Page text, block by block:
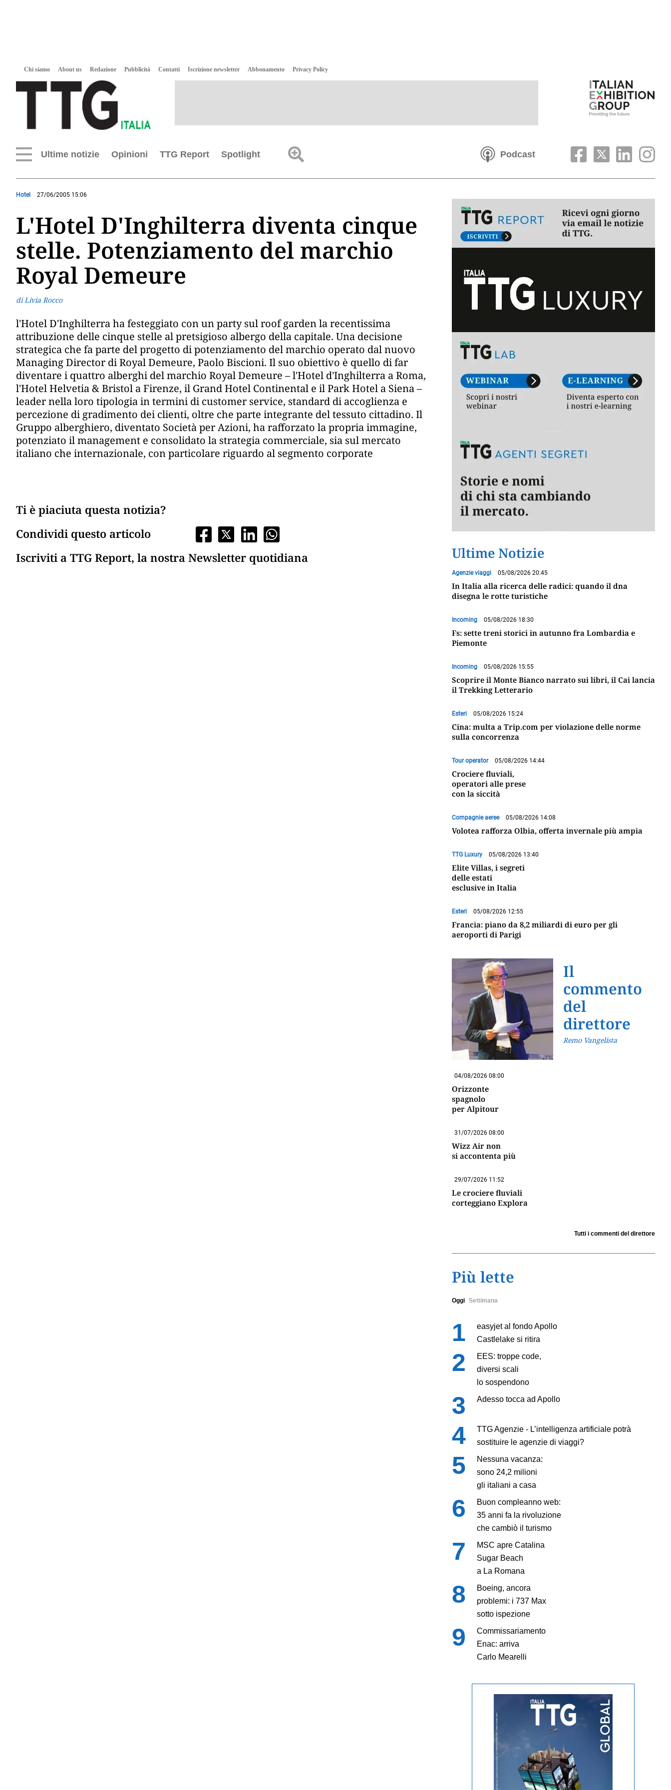
Chi siamo About us Redazione Pubblicità Contatti Iscrizione newsletter Abbonamento Privacy Policy
Ultime notizie Opinioni TTG Report Spotlight Podcast
Hotel 27/06/2005 15:06
L'Hotel D'Inghilterra diventa cinque
stelle. Potenziamento del marchio
Royal Demeure
di Livia Rocco
l'Hotel D'Inghilterra ha festeggiato con un party sul roof garden la recentissima
attribuzione delle cinque stelle al pretsigioso albergo della capitale. Una decisione
strategica che fa parte del progetto di potenziamento del marchio operato dal nuovo
Managing Director di Royal Demeure, Paolo Biscioni. Il suo obiettivo è quello di far
diventare i quattro alberghi del marchio Royal Demeure – l'Hotel d'Inghilterra a Roma,
l'Hotel Helvetia & Bristol a Firenze, il Grand Hotel Continental e il Park Hotel a Siena –
leader nella loro tipologia in termini di customer service, standard di accoglienza e
percezione di gradimento dei clienti, oltre che parte integrante del tessuto cittadino. Il
Gruppo alberghiero, diventato Società per Azioni, ha rafforzato la propria immagine,
potenziato il management e consolidato la strategia commerciale, sia sul mercato
italiano che internazionale, con particolare riguardo al segmento corporate
Ti è piaciuta questa notizia?
Condividi questo articolo
Iscriviti a TTG Report, la nostra Newsletter quotidiana
Ultime Notizie
Agenzie viaggi 05/08/2026 20:45
In Italia alla ricerca delle radici: quando il dna
disegna le rotte turistiche
Incoming 05/08/2026 18:30
Fs: sette treni storici in autunno fra Lombardia e
Piemonte
Incoming 05/08/2026 15:55
Scoprire il Monte Bianco narrato sui libri, il Cai lancia
il Trekking Letterario
Esteri 05/08/2026 15:24
Cina: multa a Trip.com per violazione delle norme
sulla concorrenza
Tour operator 05/08/2026 14:44
Crociere fluviali,
operatori alle prese
con la siccità
Compagnie aeree 05/08/2026 14:08
Volotea rafforza Olbia, offerta invernale più ampia
TTG Luxury 05/08/2026 13:40
Elite Villas, i segreti
delle estati
esclusive in Italia
Esteri 05/08/2026 12:55
Francia: piano da 8,2 miliardi di euro per gli
aeroporti di Parigi
Il
commento
del
direttore
Remo Vangelista
04/08/2026 08:00
Orizzonte
spagnolo
per Alpitour
31/07/2026 08:00
Wizz Air non
si accontenta più
29/07/2026 11:52
Le crociere fluviali
corteggiano Explora
Tutti i commenti del direttore
Più lette
Oggi Settimana
easyjet al fondo Apollo
Castlelake si ritira
EES: troppe code,
diversi scali
lo sospendono
Adesso tocca ad Apollo
TTG Agenzie - L’intelligenza artificiale potrà
sostituire le agenzie di viaggi?
Nessuna vacanza:
sono 24,2 milioni
gli italiani a casa
Buon compleanno web:
35 anni fa la rivoluzione
che cambiò il turismo
MSC apre Catalina
Sugar Beach
a La Romana
Boeing, ancora
problemi: i 737 Max
sotto ispezione
Commissariamento
Enac: arriva
Carlo Mearelli